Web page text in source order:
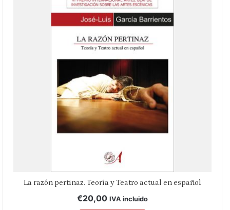
La razón pertinaz. Teoría y Teatro actual en español
€20,00 IVA incluido